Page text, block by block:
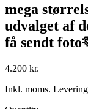
mega
udvalget af
få sendt
4.200 kr.
Inkl. moms.